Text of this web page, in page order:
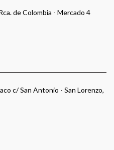
de Colombia - Mercado 4
c/ San Antonio - San Lorenzo,